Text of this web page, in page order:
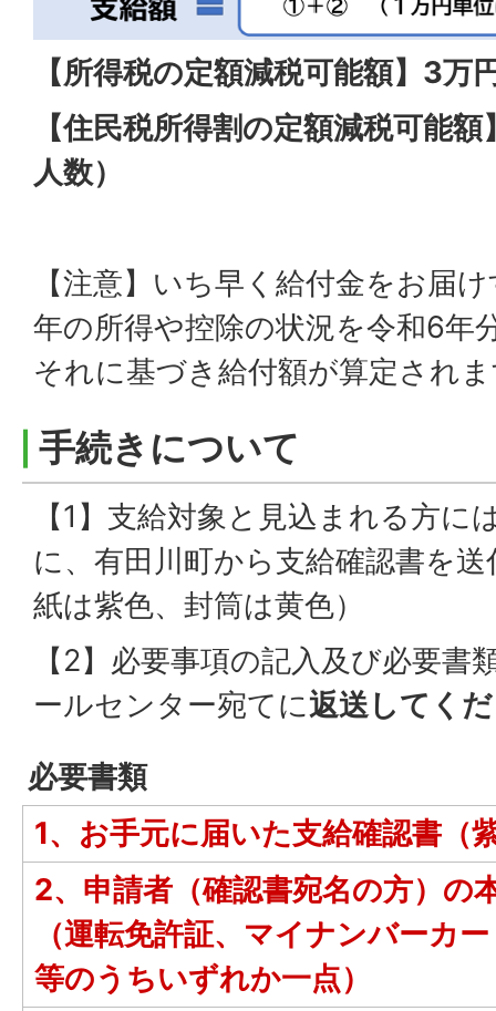
【所得税の定額減税可能額】3万
【住民税所得割の定額減税可能
人数）
【注意】いち早く給付金をお届
年の所得や控除の状況を令和6年
それに基づき給付額が算定され
手続きについて
【1】支給対象と見込まれる方に
に、有田川町から支給確認書を
紙は紫色、封筒は黄色）
【2】必要事項の記入及び必要書
ールセンター宛てに返送してく
必要書類
1、お手元に届いた支給確認書（
2、申請者（確認書宛名の方）の
（運転免許証、マイナンバーカ
等のうちいずれか一点）